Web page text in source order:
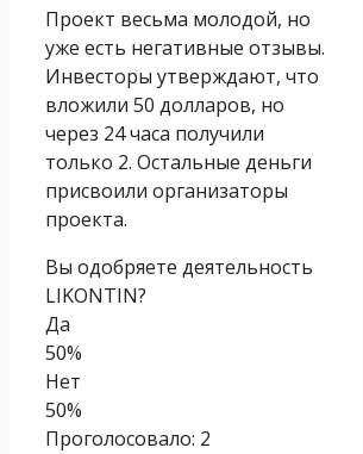
Проект весьма молодой, но
уже есть негативные отзывы.
Инвесторы утверждают, что
вложили 50 долларов, но
через 24 часа получили
только 2. Остальные деньги
присвоили организаторы
проекта.
Вы одобряете деятельность
LIKONTIN?
Да
50%
Нет
50%
Проголосовало: 2